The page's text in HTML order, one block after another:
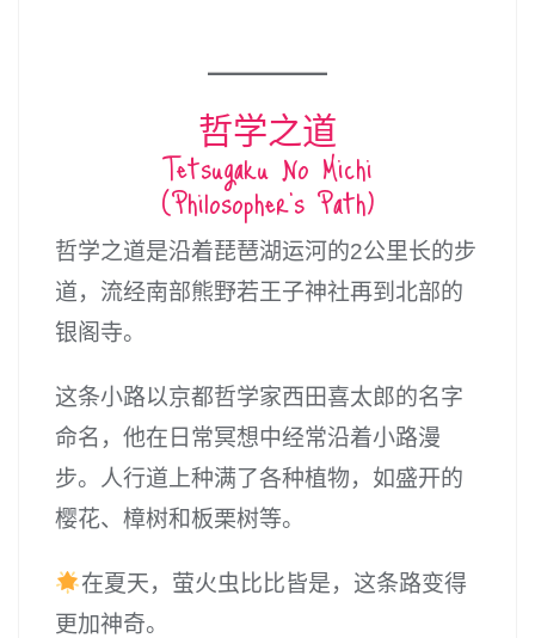
哲学之道
Tetsugaku No Michi
(Philosopher’s Path)
哲学之道是沿着琵琶湖运河的2公里长的步
道，流经南部熊野若王子神社再到北部的
银阁寺。
这条小路以京都哲学家西田喜太郎的名字
命名，他在日常冥想中经常沿着小路漫
步。人行道上种满了各种植物，如盛开的
樱花、樟树和板栗树等。
在夏天，萤火虫比比皆是，这条路变得
更加神奇。